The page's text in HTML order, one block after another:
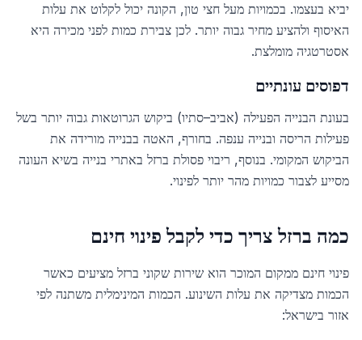
יביא בעצמו. בכמויות מעל חצי טון, הקונה יכול לקלוט את עלות
האיסוף ולהציע מחיר גבוה יותר. לכן צבירת כמות לפני מכירה היא
אסטרטגיה מומלצת.
דפוסים עונתיים
בעונת הבנייה הפעילה (אביב–סתיו) ביקוש הגרוטאות גבוה יותר בשל
פעילות הריסה ובנייה ענפה. בחורף, האטה בבנייה מורידה את
הביקוש המקומי. בנוסף, ריבוי פסולת ברזל באתרי בנייה בשיא העונה
מסייע לצבור כמויות מהר יותר לפינוי.
כמה ברזל צריך כדי לקבל פינוי חינם
פינוי חינם ממקום המוכר הוא שירות שקוני ברזל מציעים כאשר
הכמות מצדיקה את עלות השינוע. הכמות המינימלית משתנה לפי
אזור בישראל: